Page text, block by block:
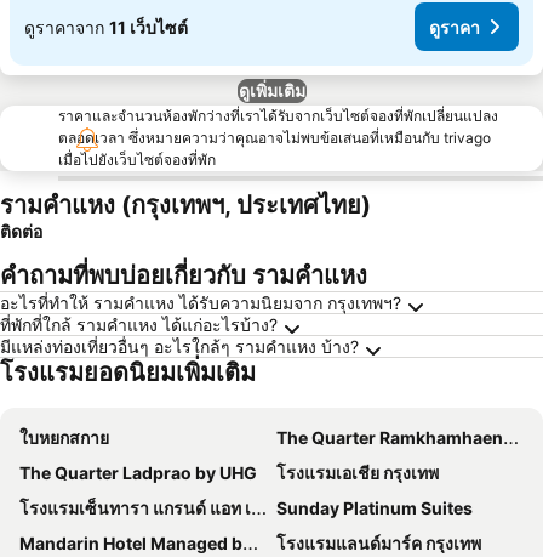
ดูราคาจาก 11 เว็บไซต์ ดูราคา
ดูเพิ่มเติม
ราคาและจำนวนห้องพักว่างที่เราได้รับจากเว็บไซต์จองที่พักเปลี่ยนแปลง
ตลอดเวลา ซึ่งหมายความว่าคุณอาจไม่พบข้อเสนอที่เหมือนกับ trivago
เมื่อไปยังเว็บไซต์จองที่พัก
รามคำแหง (กรุงเทพฯ, ประเทศไทย)
ติดต่อ
คำถามที่พบบ่อยเกี่ยวกับ รามคำแหง
อะไรที่ทำให้ รามคำแหง ได้รับความนิยมจาก กรุงเทพฯ?
ที่พักที่ใกล้ รามคำแหง ได้แก่อะไรบ้าง?
มีแหล่งท่องเที่ยวอื่นๆ อะไรใกล้ๆ รามคำแหง บ้าง?
โรงแรมยอดนิยมเพิ่มเติม
ใบหยกสกาย
The Quarter Ramkhamhaeng by UHG
The Quarter Ladprao by UHG
โรงแรมเอเชีย กรุงเทพ
โรงแรมเซ็นทารา แกรนด์ แอท เซ็นทรัลพลาซ่าลาดพร้าว กรุงเทพฯ
Sunday Platinum Suites
Mandarin Hotel Managed by Centre Point
โรงแรมแลนด์มาร์ค กรุงเทพ